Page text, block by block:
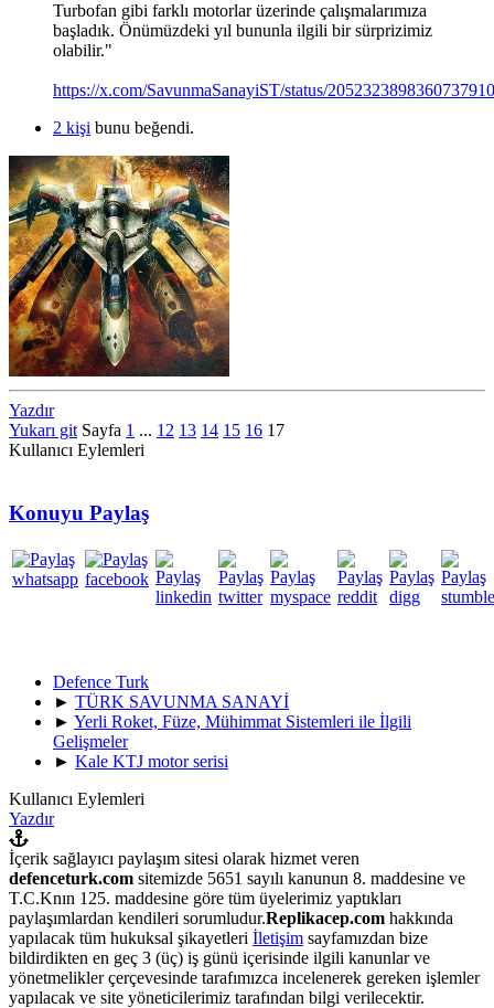
Turbofan gibi farklı motorlar üzerinde çalışmalarımıza
başladık. Önümüzdeki yıl bununla ilgili bir sürprizimiz
olabilir."
https://x.com/SavunmaSanayiST/status/2052323898360737910
2 kişi bunu beğendi.
Yazdır
Yukarı git Sayfa 1 ... 12 13 14 15 16 17
Kullanıcı Eylemleri
Konuyu Paylaş
Defence Turk
► TÜRK SAVUNMA SANAYİ
► Yerli Roket, Füze, Mühimmat Sistemleri ile İlgili
Gelişmeler
► Kale KTJ motor serisi
Kullanıcı Eylemleri
Yazdır
İçerik sağlayıcı paylaşım sitesi olarak hizmet veren
defenceturk.com sitemizde 5651 sayılı kanunun 8. maddesine ve
T.C.Knın 125. maddesine göre tüm üyelerimiz yaptıkları
paylaşımlardan kendileri sorumludur.Replikacep.com hakkında
yapılacak tüm hukuksal şikayetleri İletişim sayfamızdan bize
bildirdikten en geç 3 (üç) iş günü içerisinde ilgili kanunlar ve
yönetmelikler çerçevesinde tarafımızca incelenerek gereken işlemler
yapılacak ve site yöneticilerimiz tarafından bilgi verilecektir.